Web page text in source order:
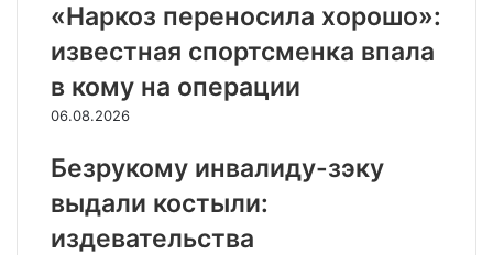
«Наркоз переносила хорошо»:
известная спортсменка впала
в кому на операции
06.08.2026
Безрукому инвалиду-зэку
выдали костыли:
издевательства